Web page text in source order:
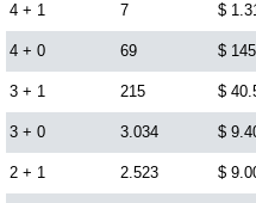
4 + 1 7 $
4 + 0 69 $
3 + 1 215 $
3 + 0 3.034 $
2 + 1 2.523 $